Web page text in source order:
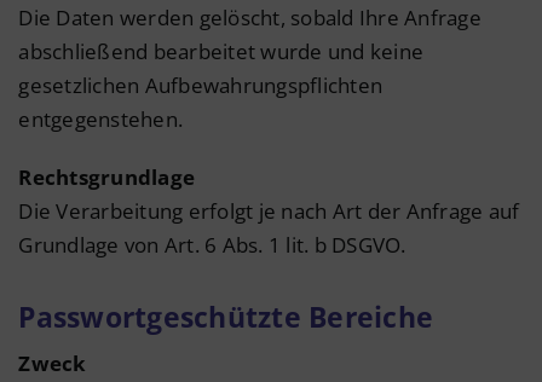
Die Daten werden gelöscht, sobald Ihre Anfrage
abschließend bearbeitet wurde und keine
gesetzlichen Aufbewahrungspflichten
entgegenstehen.
Rechtsgrundlage
Die Verarbeitung erfolgt je nach Art der Anfrage auf
Grundlage von Art. 6 Abs. 1 lit. b DSGVO.
Passwortgeschützte Bereiche
Zweck